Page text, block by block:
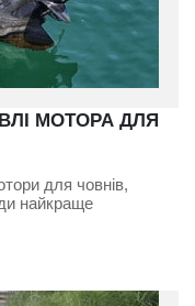
МОТОРА ДЛЯ
для човнів,
найкраще